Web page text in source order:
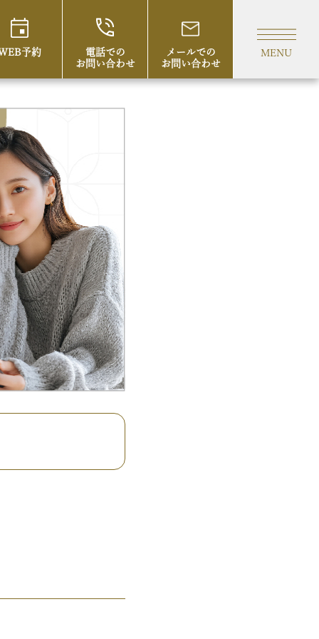
予約
電話での
お問い合わせ
メールでの
お問い合わせ
MENU